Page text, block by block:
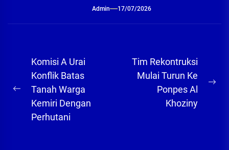
Admin 17/07/2026
Navigasi
pos
Previous
post:
Komisi A Urai
Konflik Batas
Tanah Warga
Kemiri Dengan
Perhutani
Tim Rekontruksi
Mulai Turun Ke
Ponpes Al
Khoziny